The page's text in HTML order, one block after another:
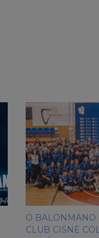
O BALONMANO
CLUB CISNE